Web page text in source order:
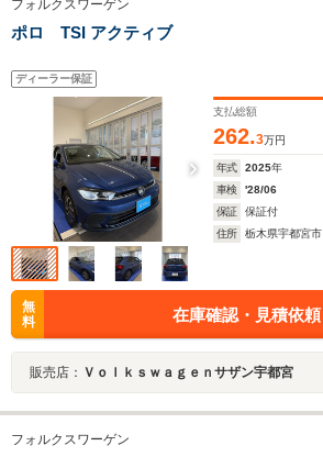
フォルクスワーゲン
ポロ TSI アクティブ
ディーラー保証
支払総額
262.3万円
年式 2025年
車検
'28/06
保証
保証付
住所
栃木県宇都宮市
無
料
在庫確認・見積依頼
販売店： Ｖｏｌｋｓｗａｇｅｎサザン宇都宮
フォルクスワーゲン